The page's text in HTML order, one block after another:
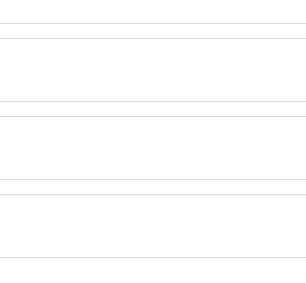
zapachowa wydana w 2010 roku.
ETHYLHEXYL METHOXYCINNAMATE,